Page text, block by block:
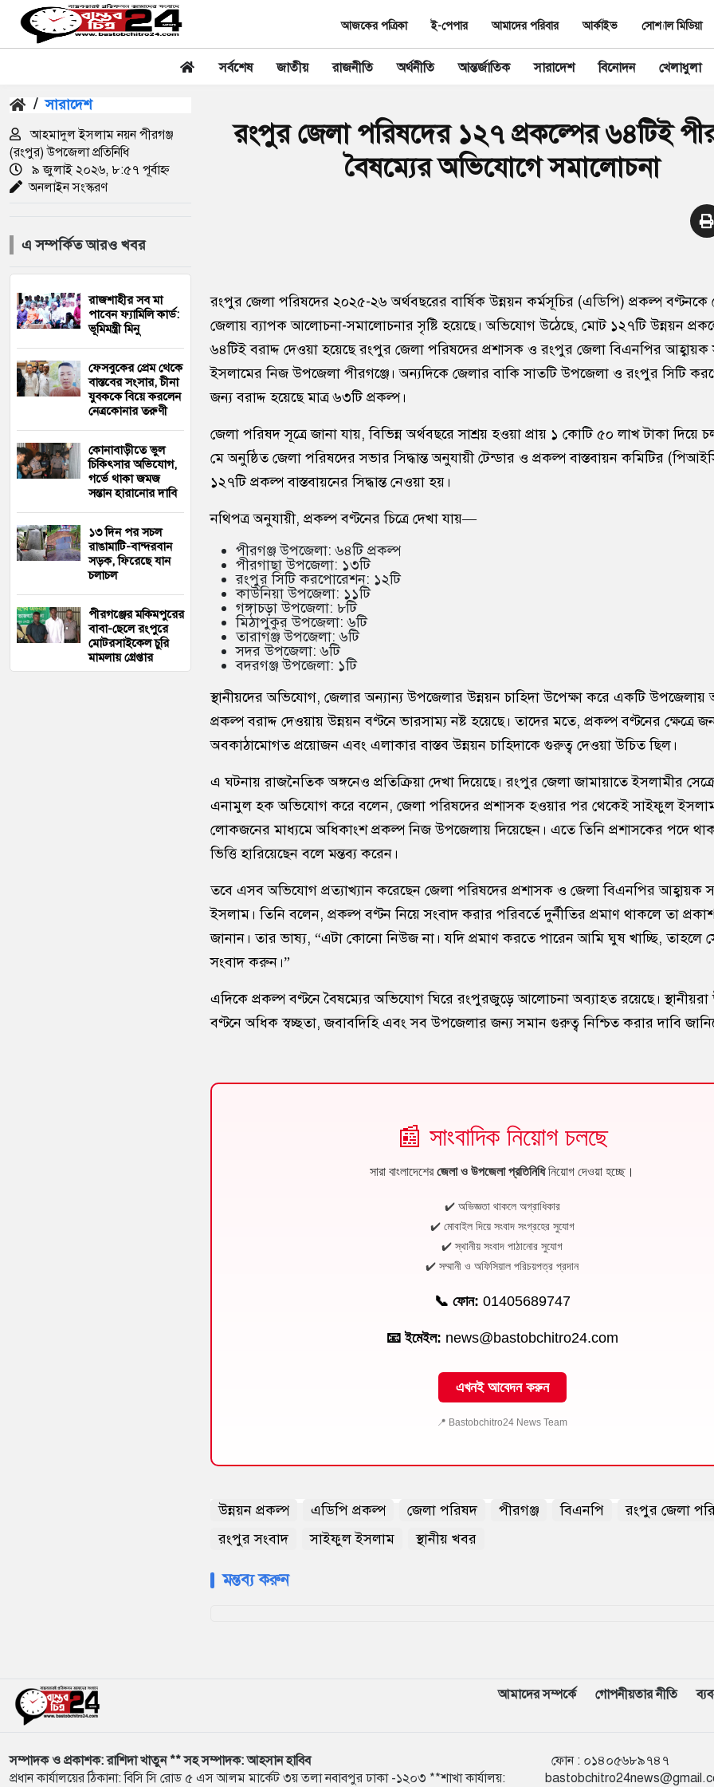
আজকের পত্রিকা ই-পেপার আমাদের পরিবার আর্কাইভ সোশ্যাল মিডিয়া
সর্বশেষ জাতীয় রাজনীতি অর্থনীতি আন্তর্জাতিক সারাদেশ বিনোদন খেলাধুলা
/ সারাদেশ
আহমাদুল ইসলাম নয়ন পীরগঞ্জ
(রংপুর) উপজেলা প্রতিনিধি
৯ জুলাই ২০২৬, ৮:৫৭ পূর্বাহ্ন
অনলাইন সংস্করণ
এ সম্পর্কিত আরও খবর
রাজশাহীর সব মা
পাবেন ফ্যামিলি কার্ড:
ভূমিমন্ত্রী মিনু
ফেসবুকের প্রেম থেকে
বাস্তবের সংসার, চীনা
যুবককে বিয়ে করলেন
নেত্রকোনার তরুণী
কোনাবাড়ীতে ভুল
চিকিৎসার অভিযোগ,
গর্ভে থাকা জমজ
সন্তান হারানোর দাবি
১৩ দিন পর সচল
রাঙামাটি-বান্দরবান
সড়ক, ফিরেছে যান
চলাচল
পীরগঞ্জের মকিমপুরের
বাবা-ছেলে রংপুরে
মোটরসাইকেল চুরি
মামলায় গ্রেপ্তার
রংপুর জেলা পরিষদের ১২৭ প্রকল্পের ৬৪টিই
বৈষম্যের অভিযোগে সমালোচনা
রংপুর জেলা পরিষদের ২০২৫-২৬ অর্থবছরের বার্ষিক উন্নয়ন কর্মসূচির (এডিপি) প্রকল্প বণ্টনকে
জেলায় ব্যাপক আলোচনা-সমালোচনার সৃষ্টি হয়েছে। অভিযোগ উঠেছে, মোট ১২৭টি উন্নয়ন
৬৪টিই বরাদ্দ দেওয়া হয়েছে রংপুর জেলা পরিষদের প্রশাসক ও রংপুর জেলা বিএনপির
ইসলামের নিজ উপজেলা পীরগঞ্জে। অন্যদিকে জেলার বাকি সাতটি উপজেলা ও রংপুর সিটি
জন্য বরাদ্দ হয়েছে মাত্র ৬৩টি প্রকল্প।
জেলা পরিষদ সূত্রে জানা যায়, বিভিন্ন অর্থবছরে সাশ্রয় হওয়া প্রায় ১ কোটি ৫০ লাখ টাকা দিয়ে
মে অনুষ্ঠিত জেলা পরিষদের সভার সিদ্ধান্ত অনুযায়ী টেন্ডার ও প্রকল্প বাস্তবায়ন কমিটির
১২৭টি প্রকল্প বাস্তবায়নের সিদ্ধান্ত নেওয়া হয়।
নথিপত্র অনুযায়ী, প্রকল্প বণ্টনের চিত্রে দেখা যায়—
পীরগঞ্জ উপজেলা: ৬৪টি প্রকল্প
পীরগাছা উপজেলা: ১৩টি
রংপুর সিটি করপোরেশন: ১২টি
কাউনিয়া উপজেলা: ১১টি
গঙ্গাচড়া উপজেলা: ৮টি
মিঠাপুকুর উপজেলা: ৬টি
তারাগঞ্জ উপজেলা: ৬টি
সদর উপজেলা: ৬টি
বদরগঞ্জ উপজেলা: ১টি
স্থানীয়দের অভিযোগ, জেলার অন্যান্য উপজেলার উন্নয়ন চাহিদা উপেক্ষা করে একটি উপজেলায়
প্রকল্প বরাদ্দ দেওয়ায় উন্নয়ন বণ্টনে ভারসাম্য নষ্ট হয়েছে। তাদের মতে, প্রকল্প বণ্টনের ক্ষেত্রে
অবকাঠামোগত প্রয়োজন এবং এলাকার বাস্তব উন্নয়ন চাহিদাকে গুরুত্ব দেওয়া উচিত ছিল।
এ ঘটনায় রাজনৈতিক অঙ্গনেও প্রতিক্রিয়া দেখা দিয়েছে। রংপুর জেলা জামায়াতে ইসলামীর
এনামুল হক অভিযোগ করে বলেন, জেলা পরিষদের প্রশাসক হওয়ার পর থেকেই সাইফুল
লোকজনের মাধ্যমে অধিকাংশ প্রকল্প নিজ উপজেলায় দিয়েছেন। এতে তিনি প্রশাসকের পদে
ভিত্তি হারিয়েছেন বলে মন্তব্য করেন।
তবে এসব অভিযোগ প্রত্যাখ্যান করেছেন জেলা পরিষদের প্রশাসক ও জেলা বিএনপির আহ্বায়ক
ইসলাম। তিনি বলেন, প্রকল্প বণ্টন নিয়ে সংবাদ করার পরিবর্তে দুর্নীতির প্রমাণ থাকলে তা
জানান। তার ভাষ্য, “এটা কোনো নিউজ না। যদি প্রমাণ করতে পারেন আমি ঘুষ খাচ্ছি, তাহলে
সংবাদ করুন।”
এদিকে প্রকল্প বণ্টনে বৈষম্যের অভিযোগ ঘিরে রংপুরজুড়ে আলোচনা অব্যাহত রয়েছে। স্থানীয়রা
বণ্টনে অধিক স্বচ্ছতা, জবাবদিহি এবং সব উপজেলার জন্য সমান গুরুত্ব নিশ্চিত করার দাবি
📰 সাংবাদিক নিয়োগ চলছে
সারা বাংলাদেশেরজেলা ও উপজেলা প্রতিনিধিনিয়োগ দেওয়া হচ্ছে।
✔️ অভিজ্ঞতা থাকলে অগ্রাধিকার
✔️ মোবাইল দিয়ে সংবাদ সংগ্রহের সুযোগ
✔️ স্থানীয় সংবাদ পাঠানোর সুযোগ
✔️ সম্মানী ও অফিসিয়াল পরিচয়পত্র প্রদান
📞 ফোন: 01405689747
📧 ইমেইল: news@bastobchitro24.com
এখনই আবেদন করুন
📍 Bastobchitro24 News Team
উন্নয়ন প্রকল্প এডিপি প্রকল্প জেলা পরিষদ পীরগঞ্জ বিএনপি
রংপুর জেলা
রংপুর সংবাদ
সাইফুল ইসলাম স্থানীয় খবর
মন্তব্য করুন
আমাদের সম্পর্কে গোপনীয়তার নীতি
সম্পাদক ও প্রকাশক: রাশিদা খাতুন ** সহ সম্পাদক: আহসান হাবিব
প্রধান কার্যালয়ের ঠিকানা: বিসি সি রোড ৫ এস আলম মার্কেট ৩য় তলা নবাবপুর ঢাকা -১২০৩ **শাখা কার্যালয়:
ফোন :